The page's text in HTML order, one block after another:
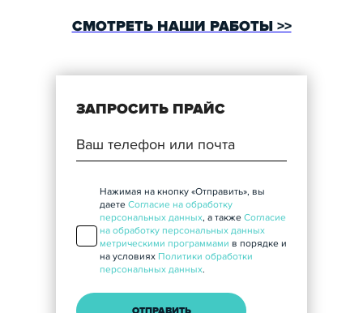
СМОТРЕТЬ НАШИ РАБОТЫ >>
ЗАПРОСИТЬ ПРАЙС
Нажимая на кнопку «Отправить», вы
даете Согласие на обработку
персональных данных, а также Согласие
на обработку персональных данных
метрическими программами в порядке и
на условиях Политики обработки
персональных данных.